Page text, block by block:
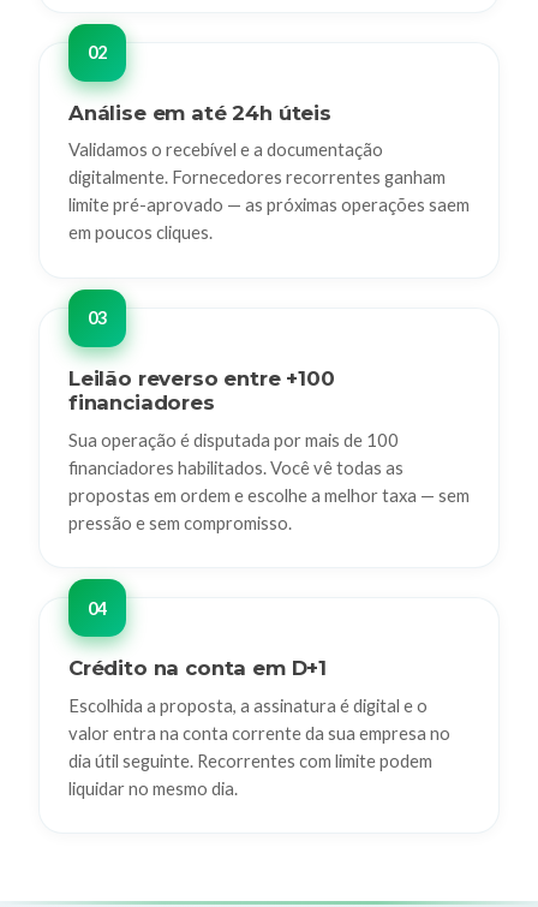
Análise em até 24h úteis
Validamos o recebível e a documentação
digitalmente. Fornecedores recorrentes ganham
limite pré-aprovado — as próximas operações saem
em poucos cliques.
Leilão reverso entre +100
financiadores
Sua operação é disputada por mais de 100
financiadores habilitados. Você vê todas as
propostas em ordem e escolhe a melhor taxa — sem
pressão e sem compromisso.
Crédito na conta em D+1
Escolhida a proposta, a assinatura é digital e o
valor entra na conta corrente da sua empresa no
dia útil seguinte. Recorrentes com limite podem
liquidar no mesmo dia.